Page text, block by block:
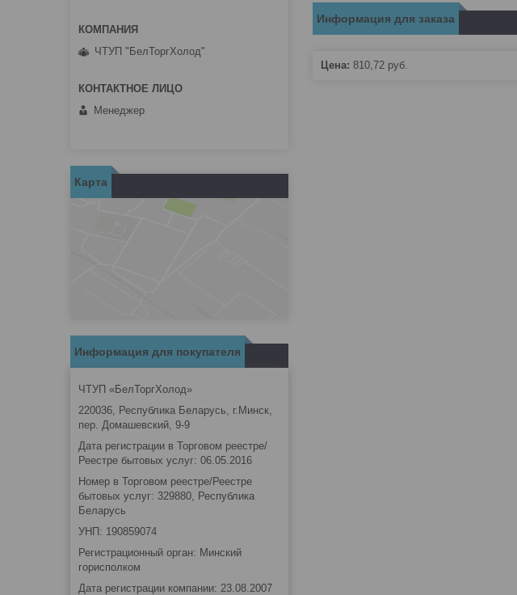
Информация для заказа
Цена: 810,72 руб.
ЧТУП "БелТоргХолод"
Менеджер
Карта
Информация для покупателя
ЧТУП «БелТоргХолод»
220036, Республика Беларусь, г.Минск,
пер. Домашевский, 9-9
Дата регистрации в Торговом реестре/
Реестре бытовых услуг: 06.05.2016
Номер в Торговом реестре/Реестре
бытовых услуг: 329880, Республика
Беларусь
УНП: 190859074
Регистрационный орган: Минский
горисполком
Дата регистрации компании: 23.08.2007